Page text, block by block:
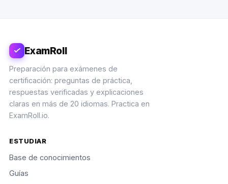
ExamRoll
Preparación para exámenes de
certificación: preguntas de práctica,
respuestas verificadas y explicaciones
claras en más de 20 idiomas. Practica en
ExamRoll.io.
ESTUDIAR
Base de conocimientos
Guías